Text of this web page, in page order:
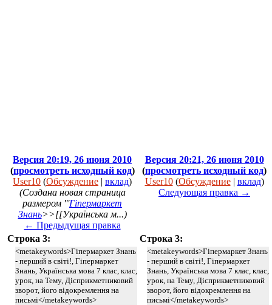
Версия 20:19, 26 июня 2010
(просмотреть исходный код)
User10 (Обсуждение | вклад)
(Создана новая страница
размером '''Гіпермаркет
Знань>>[[Українська м...)
← Предыдущая правка
Версия 20:21, 26 июня 2010
(просмотреть исходный код)
User10 (Обсуждение| вклад)
Следующая правка →
Строка 3: Строка 3:
<metakeywords>Гіпермаркет Знань
- перший в світі!, Гіпермаркет
Знань, Українська мова 7 клас, клас,
урок, на Тему, Дієприкметниковий
зворот, його відокремлення на
письмі</metakeywords>
<metakeywords>Гіпермаркет Знань
- перший в світі!, Гіпермаркет
Знань, Українська мова 7 клас, клас,
урок, на Тему, Дієприкметниковий
зворот, його відокремлення на
письмі</metakeywords>